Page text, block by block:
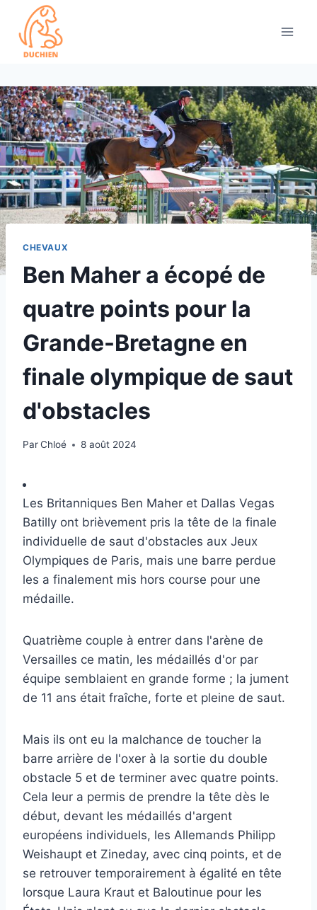
content
CHEVAUX
Ben Maher a écopé de
quatre points pour la
Grande-Bretagne en
finale olympique de saut
d'obstacles
ParChloé 8 août 2024
Les Britanniques Ben Maher et Dallas Vegas
Batilly ont brièvement pris la tête de la finale
individuelle de saut d'obstacles aux Jeux
Olympiques de Paris, mais une barre perdue
les a finalement mis hors course pour une
médaille.
Quatrième couple à entrer dans l'arène de
Versailles ce matin, les médaillés d'or par
équipe semblaient en grande forme ; la jument
de 11 ans était fraîche, forte et pleine de saut.
Mais ils ont eu la malchance de toucher la
barre arrière de l'oxer à la sortie du double
obstacle 5 et de terminer avec quatre points.
Cela leur a permis de prendre la tête dès le
début, devant les médaillés d'argent
européens individuels, les Allemands Philipp
Weishaupt et Zineday, avec cinq points, et de
se retrouver temporairement à égalité en tête
lorsque Laura Kraut et Baloutinue pour les